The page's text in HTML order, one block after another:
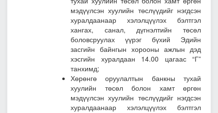
мэдүүлсэн хуулийн төслүүдийг нэгдсэн
хуралдаанаар хэлэлцүүлэх бэлтгэл
хангах, санал, дүгнэлтийн төсөл
боловсруулах үүрэг бүхий Эдийн
засгийн байнгын хорооны ажлын дэд
хэсгийн хуралдаан 14.00 цагаас “Г”
танхимд;
Хөрөнгө оруулалтын банкны тухай
хуулийн төсөл болон хамт өргөн
мэдүүлсэн хуулийн төслүүдийг нэгдсэн
хуралдаанаар хэлэлцүүлэх бэлтгэл